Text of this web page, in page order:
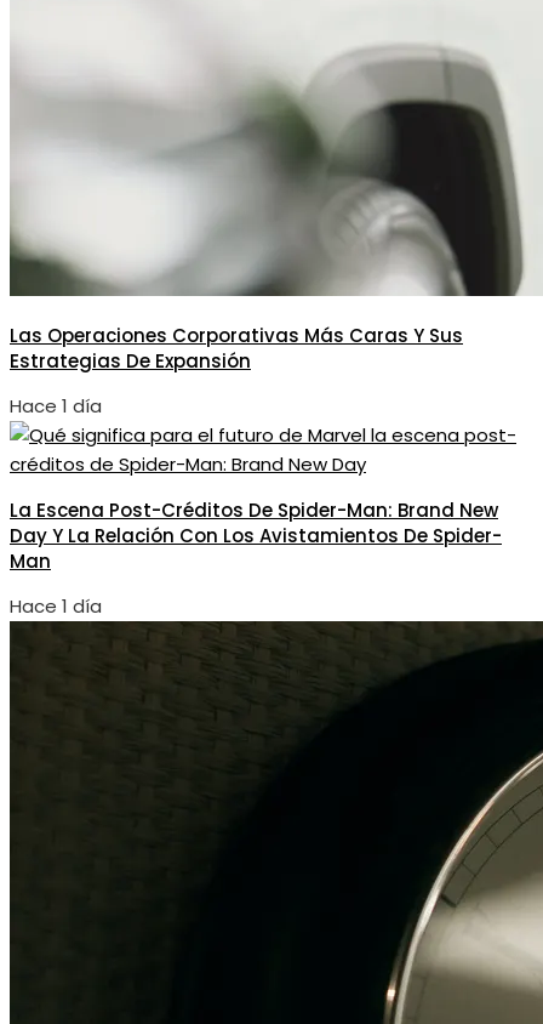
Las Operaciones Corporativas Más Caras Y Sus
Estrategias De Expansión
Hace 1 día
La Escena Post-Créditos De Spider-Man: Brand New
Day Y La Relación Con Los Avistamientos De Spider-
Man
Hace 1 día